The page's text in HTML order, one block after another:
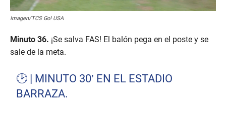
Imagen/TCS Go! USA
Minuto 36. ¡Se salva FAS! El balón pega en el poste y se
sale de la meta.
🕑 | MINUTO 30’ EN EL ESTADIO
BARRAZA.